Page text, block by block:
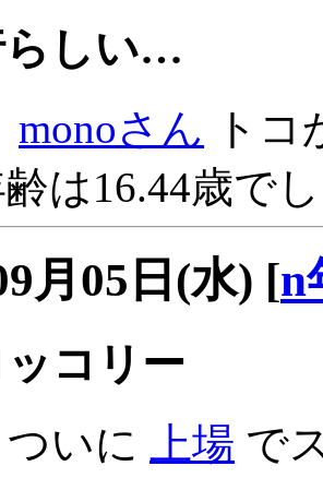
らしい…
monoさん ト
は16.44歳で
月05日(水) [n
コリー
いに 上場 で